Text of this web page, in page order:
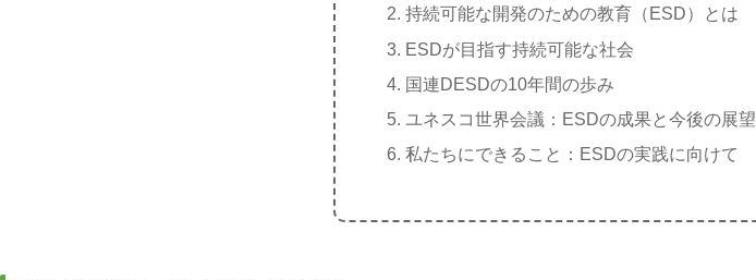
持続可能な開発のための教育（ESD）とは
ESDが目指す持続可能な社会
国連DESDの10年間の歩み
ユネスコ世界会議：ESDの成果と今後の展望
私たちにできること：ESDの実践に向けて